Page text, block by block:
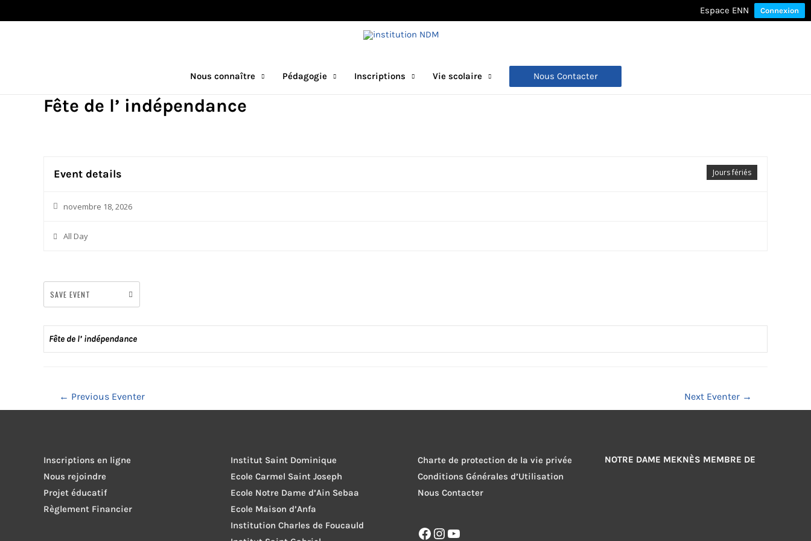
Espace ENN Connexion
Nous connaître Pédagogie Inscriptions Vie scolaire Nous Contacter
Fête de l’ indépendance
Jours fériés
Event details
novembre 18, 2026
All Day
SAVE EVENT
Fête de l’ indépendance
Navigation
← Previous Eventer Next Eventer →
Inscriptions en ligne
Nous rejoindre
Projet éducatif
Règlement Financier
Institut Saint Dominique
Ecole Carmel Saint Joseph
Ecole Notre Dame d’Ain Sebaa
Ecole Maison d’Anfa
Institution Charles de Foucauld
Charte de protection de la vie privée
Conditions Générales d’Utilisation
Nous Contacter
Facebook
Instagram
YouTube
NOTRE DAME MEKNÈS MEMBRE DE